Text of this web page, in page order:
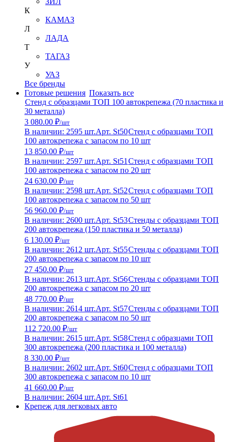
К
КАМАЗ
Л
ЛАДА
Т
ТАГАЗ
У
УАЗ
Все бренды
Готовые решения Показать все
Стенд с образцами ТОП 100 автокрепежа (70 пластика и
30 металла)
3 080.00 ₽/шт
В наличии: 2595 шт.Арт. St50Стенд с образцами ТОП
100 автокрепежа с запасом по 10 шт
13 850.00 ₽/шт
В наличии: 2597 шт.Арт. St51 Стенд с образцами ТОП
100 автокрепежа с запасом по 20 шт
24 630.00 ₽/шт
В наличии: 2598 шт.Арт. St52Стенд с образцами ТОП
100 автокрепежа с запасом по 50 шт
56 960.00 ₽/шт
В наличии: 2600 шт.Арт. St53Стенды с образцами ТОП
200 автокрепежа (150 пластика и 50 металла)
6 130.00 ₽/шт
В наличии: 2612 шт.Арт. St55Стенды с образцами ТОП
200 автокрепежа с запасом по 10 шт
27 450.00 ₽/шт
В наличии: 2613 шт.Арт. St56Стенды с образцами ТОП
200 автокрепежа с запасом по 20 шт
48 770.00 ₽/шт
В наличии: 2614 шт.Арт. St57Стенды с образцами ТОП
200 автокрепежа с запасом по 50 шт
112 720.00 ₽/шт
В наличии: 2615 шт.Арт. St58Стенд с образцами ТОП
300 автокрепежа (200 пластика и 100 металла)
8 330.00 ₽/шт
В наличии: 2602 шт.Арт. St60Стенд с образцами ТОП
300 автокрепежа с запасом по 10 шт
41 660.00 ₽/шт
В наличии: 2604 шт.Арт. St61
Крепеж для легковых авто